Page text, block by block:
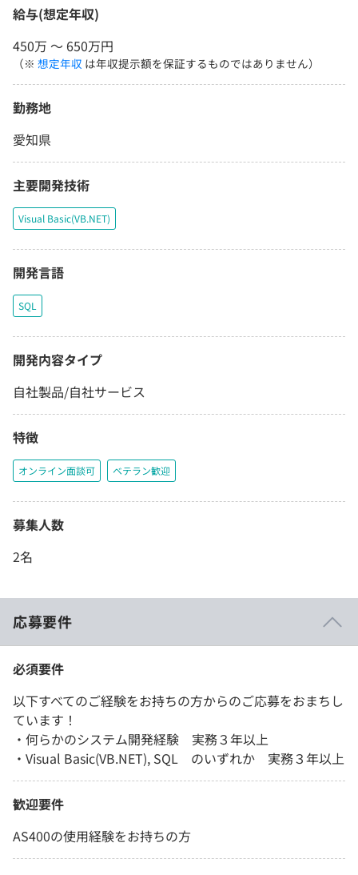
給与(想定年収)
450万 〜 650万円
（※ 想定年収 は年収提示額を保証するものではありません）
勤務地
愛知県
主要開発技術
Visual Basic(VB.NET)
開発言語
SQL
開発内容タイプ
自社製品/自社サービス
特徴
オンライン面談可 ベテラン歓迎
募集人数
2名
応募要件
必須要件
以下すべてのご経験をお持ちの方からのご応募をおまちし
ています！
・何らかのシステム開発経験 実務３年以上
・Visual Basic(VB.NET), SQL のいずれか 実務３年以上
歓迎要件
AS400の使用経験をお持ちの方